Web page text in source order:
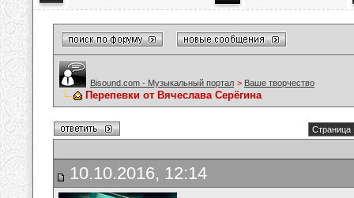
Bisound.com - Музыкальный портал > Ваше творчество
Перепевки от Вячеслава Серёгина
Страница
10.10.2016, 12:14